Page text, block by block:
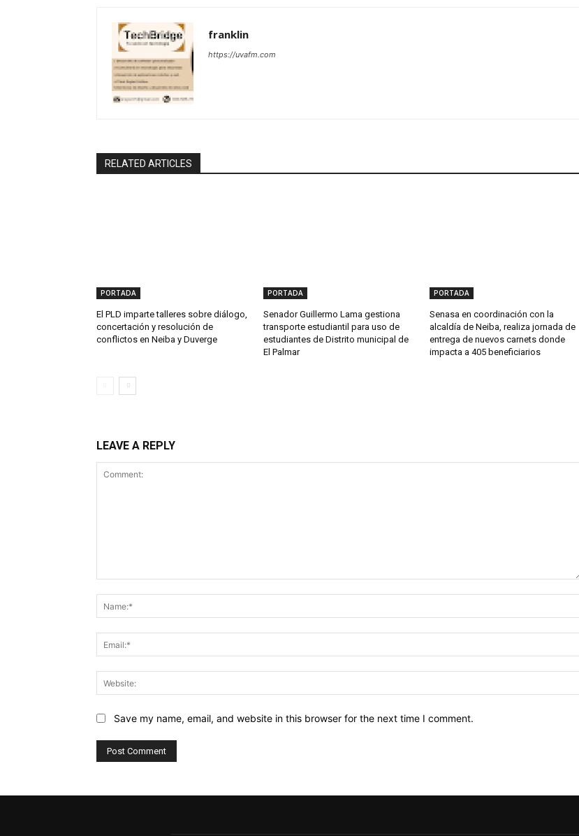
franklin
https://uvafm.com
RELATED ARTICLES
PORTADA
El PLD imparte talleres sobre diálogo,
concertación y resolución de
conflictos en Neiba y Duverge
PORTADA
Senador Guillermo Lama gestiona
transporte estudiantil para uso de
estudiantes de Distrito municipal de
El Palmar
PORTADA
Senasa en coordinación con la
alcaldía de Neiba, realiza jornada de
entrega de nuevos carnets donde
impacta a 405 beneficiarios
LEAVE A REPLY
Save my name, email, and website in this browser for the next time I comment.